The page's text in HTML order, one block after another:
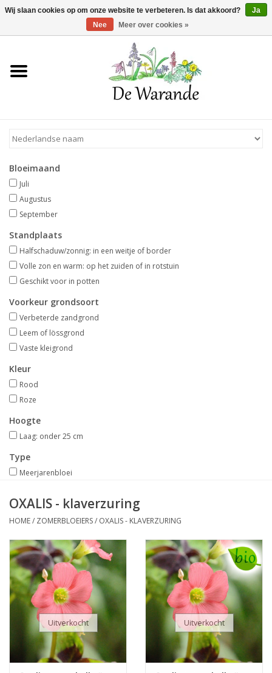
Winkelwagen >0 Artikelen - €0,00
Home
Voorjaarsbloeiers
Zomerbloeiers
Herfstbloeiers
Schaduwplanten
Aanbiedingen
Bodemverbetering
Overige producten
Advies
Onze tuinen!
Sterke Bollen Dagen
Bloeimaand
Juli
Augustus
September
Standplaats
Halfschaduw/zonnig: in een weitje of border
Volle zon en warm: op het zuiden of in rotstuin
Geschikt voor in potten
Voorkeur grondsoort
Verbeterde zandgrond
Leem of lössgrond
Vaste kleigrond
Kleur
Rood
Roze
Hoogte
Laag: onder 25 cm
Type
Meerjarenbloei
OXALIS - klaverzuring
HOME/ ZOMERBLOEIERS/ OXALIS - KLAVERZURING
Uitverkocht Uitverkocht
Wij slaan cookies op om onze website te verbeteren. Is dat akkoord?
Ja
Nee
Meer over cookies »